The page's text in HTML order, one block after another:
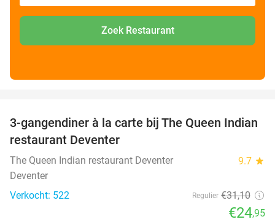
Zoek Restaurant
20%
3-gangendiner à la carte bij The Queen Indian
restaurant Deventer
The Queen Indian restaurant Deventer 9.7 star
Deventer
Verkocht: 522
Regulier €31,10
€24,95